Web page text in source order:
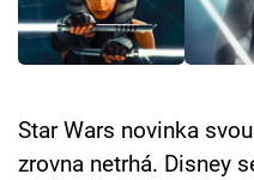
TV Program
Star Wars novinka
zrovna netrhá. Disney